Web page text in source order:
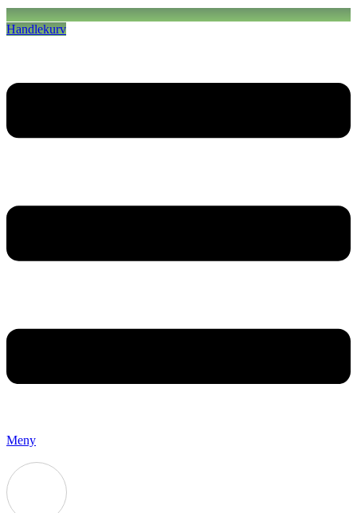
Handlekurv
Meny